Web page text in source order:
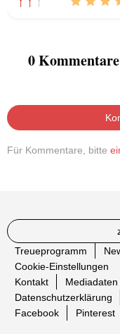
0
Für Kommentare, bitte
Treueprogramm
Cookie-Einstellungen
Kontakt
Datenschutzerklärung
Facebook
Pinterest